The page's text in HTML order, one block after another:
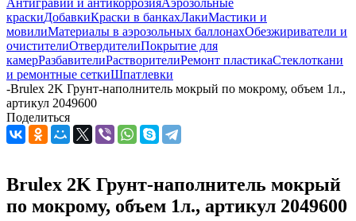
Антигравий и антикоррозияАэрозольные
краскиДобавкиКраски в банкахЛакиМастики и
мовилиМатериалы в аэрозольных баллонахОбезжириватели и
очистителиОтвердителиПокрытие для
камерРазбавителиРастворителиРемонт пластикаСтеклоткани
и ремонтные сеткиШпатлевки
-Brulex 2K Грунт-наполнитель мокрый по мокрому, объем 1л.,
артикул 2049600
Поделиться
Brulex 2K Грунт-наполнитель мокрый
по мокрому, объем 1л., артикул 2049600